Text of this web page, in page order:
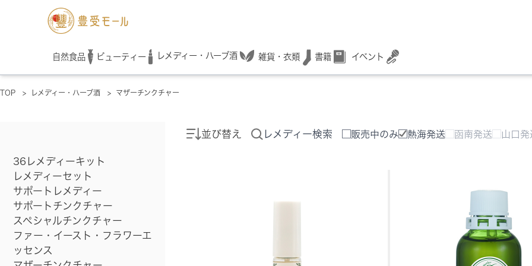
自然食品 ビューティー レメディー・ハーブ酒 雑貨・衣類 書籍 イベント
TOP > レメディー・ハーブ酒 > マザーチンクチャー
36レメディーキット
レメディーセット
サポートレメディー
サポートチンクチャー
スペシャルチンクチャー
ファー・イースト・フラワーエ
ッセンス
並び替え レメディー検索 販売中のみ 熱海発送 函南発送 山口発